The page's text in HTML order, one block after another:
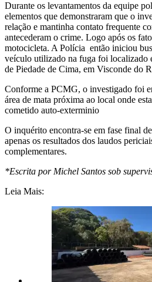
Durante os levantamentos da equipe
elementos que demonstraram que o
relação e mantinha contato frequente
antecederam o crime. Logo após os
motocicleta. A Polícia então iniciou
veículo utilizado na fuga foi localizado
de Piedade de Cima, em Visconde do
Conforme a PCMG, o investigado foi
área de mata próxima ao local onde
cometido auto-exterminio
O inquérito encontra-se em fase final
apenas os resultados dos laudos
complementares.
*Escrita por Michel Santos sob
Leia Mais: